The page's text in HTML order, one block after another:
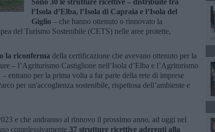
l’Isola d’Elba, l’Isola di Capraia e l’Isola del
Giglio – che hanno ottenuto o rinnovato la
del Turismo Sostenibile (CETS) nelle aree protette,
la riconferma della certificazione che avevano ottenuto per la
– l’Agriturismo Castiglione nell’Isola d’Elba e l’Agriturismo
entrano per la prima volta a far parte della rete di imprese
per un'accoglienza sostenibile, rispettosa dell’ambiente e
e che andranno al rinnovo il prossimo anno, ad oggi nel
complessivamente 37 strutture ricettive aderenti alla